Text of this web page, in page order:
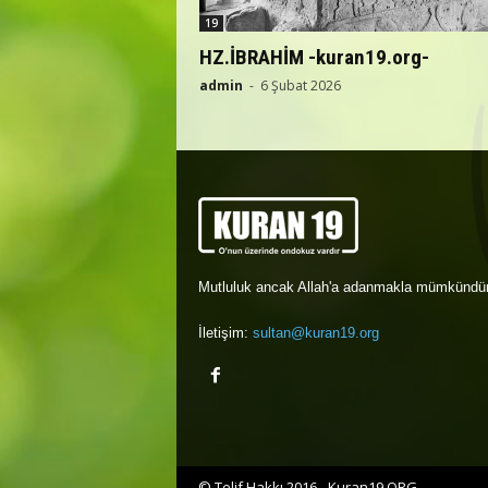
19
HZ.İBRAHİM -kuran19.org-
admin - 6 Şubat 2026
Mutluluk ancak Allah'a adanmakla
İletişim: sultan@kuran19.org